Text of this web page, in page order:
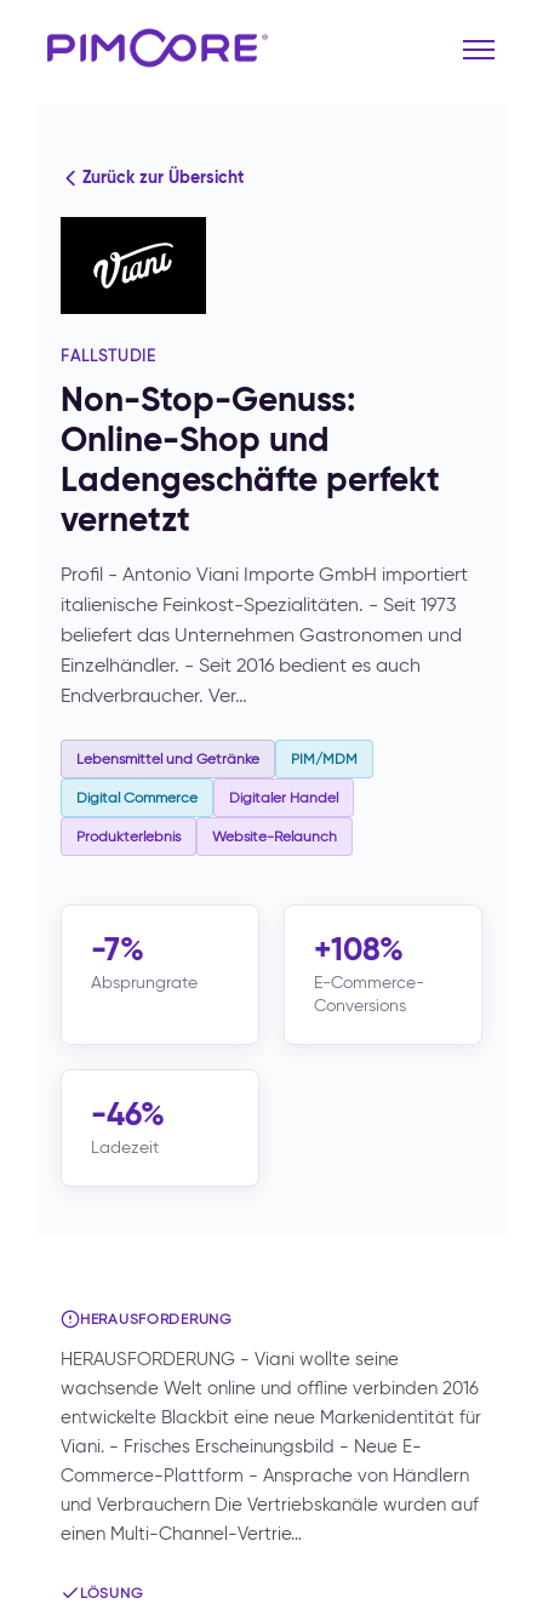
Zurück zur Übersicht
FALLSTUDIE
Non-Stop-Genuss:
Online-Shop und
Ladengeschäfte perfekt
vernetzt
Profil - Antonio Viani Importe GmbH importiert
italienische Feinkost-Spezialitäten. - Seit 1973
beliefert das Unternehmen Gastronomen und
Einzelhändler. - Seit 2016 bedient es auch
Endverbraucher. Ver…
Lebensmittel und Getränke PIM/MDM
Digital Commerce Digitaler Handel
Produkterlebnis Website-Relaunch
-7%
Absprungrate
+108%
E-Commerce-
Conversions
-46%
Ladezeit
HERAUSFORDERUNG
HERAUSFORDERUNG - Viani wollte seine
wachsende Welt online und offline verbinden 2016
entwickelte Blackbit eine neue Markenidentität für
Viani. - Frisches Erscheinungsbild - Neue E-
Commerce-Plattform - Ansprache von Händlern
und Verbrauchern Die Vertriebskanäle wurden auf
einen Multi-Channel-Vertrie…
LÖSUNG